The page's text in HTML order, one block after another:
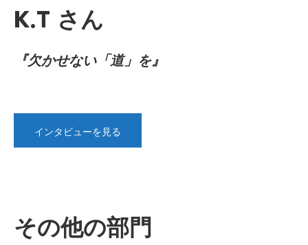
K.T さん
『欠かせない「道」を』
インタビューを見る
その他の部門